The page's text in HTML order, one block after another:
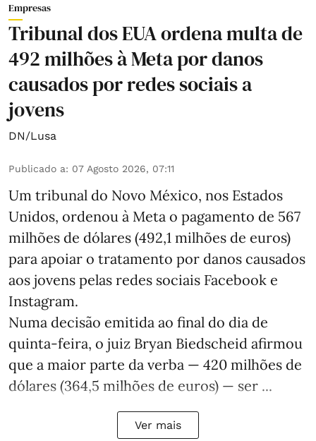
Empresas
Tribunal dos EUA ordena multa de
492 milhões à Meta por danos
causados por redes sociais a
jovens
DN/Lusa
Publicado a: 07 Agosto 2026, 07:11
Um tribunal do Novo México, nos Estados
Unidos, ordenou à Meta o pagamento de 567
milhões de dólares (492,1 milhões de euros)
para apoiar o tratamento por danos causados
aos jovens pelas redes sociais Facebook e
Instagram.
Numa decisão emitida ao final do dia de
quinta-feira, o juiz Bryan Biedscheid afirmou
que a maior parte da verba — 420 milhões de
dólares (364,5 milhões de euros) — ser ...
Ver mais